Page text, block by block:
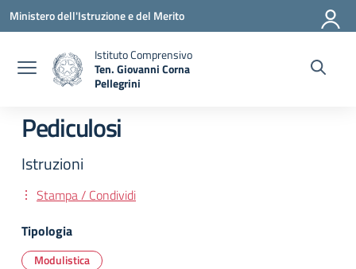
Vai ai contenuti
Vai al menu di navigazione
Vai al footer
Ministero dell'Istruzione e del Merito
Istituto Comprensivo
Ten. Giovanni Corna
Pellegrini
Pediculosi
Istruzioni
Stampa / Condividi
Tipologia
Modulistica